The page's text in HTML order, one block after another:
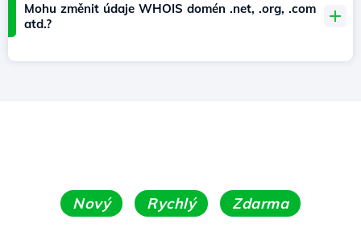
Mohu změnit údaje WHOIS domén .net, .org, .com
atd.?
Nový Rychlý Zdarma